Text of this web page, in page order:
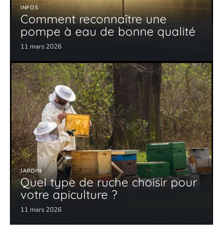
INFOS
Comment reconnaître une
pompe à eau de bonne qualité
11 mars 2026
JARDIN
Quel type de ruche choisir pour
votre apiculture ?
11 mars 2026